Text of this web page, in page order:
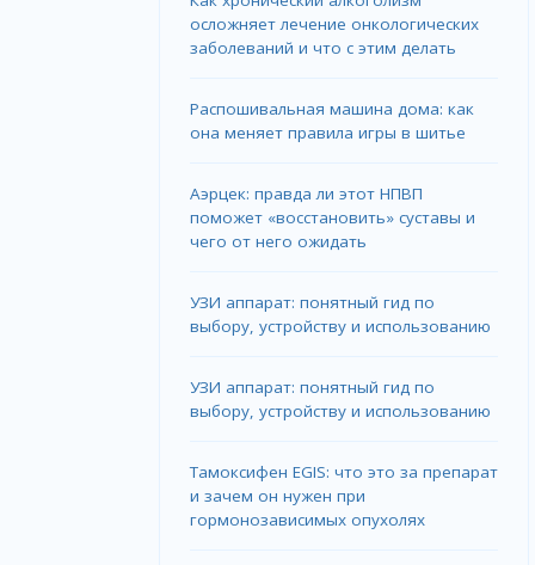
осложняет лечение онкологических
заболеваний и что с этим делать
Распошивальная машина дома: как
она меняет правила игры в шитье
Аэрцек: правда ли этот НПВП
поможет «восстановить» суставы и
чего от него ожидать
УЗИ аппарат: понятный гид по
выбору, устройству и использованию
УЗИ аппарат: понятный гид по
выбору, устройству и использованию
Тамоксифен EGIS: что это за препарат
и зачем он нужен при
гормонозависимых опухолях